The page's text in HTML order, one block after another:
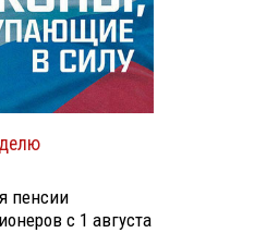
пенсии
с 1 августа